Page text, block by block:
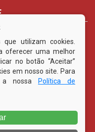
utilizam cookies.
oferecer uma melhor
no botão “Aceitar”
em nosso site. Para
a nossa
Política de